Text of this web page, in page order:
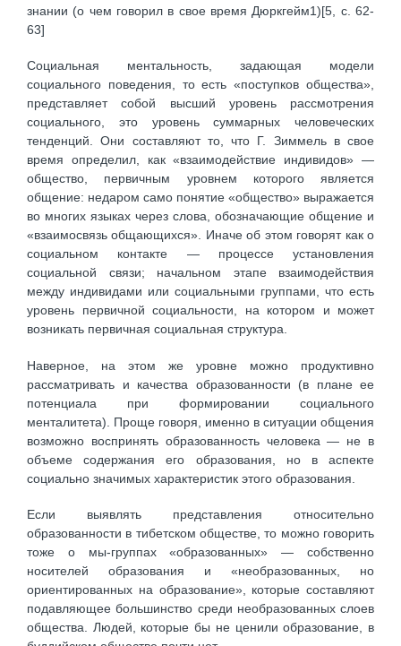
знании (о чем говорил в свое время Дюркгейм1)[5, c. 62-
63]
Социальная ментальность, задающая модели
социального поведения, то есть «поступков общества»,
представляет собой высший уровень рассмотрения
социального, это уровень суммарных человеческих
тенденций. Они составляют то, что Г. Зиммель в свое
время определил, как «взаимодействие индивидов» —
общество, первичным уровнем которого является
общение: недаром само понятие «общество» выражается
во многих языках через слова, обозначающие общение и
«взаимосвязь общающихся». Иначе об этом говорят как о
социальном контакте — процессе установления
социальной связи; начальном этапе взаимодействия
между индивидами или социальными группами, что есть
уровень первичной социальности, на котором и может
возникать первичная социальная структура.
Наверное, на этом же уровне можно продуктивно
рассматривать и качества образованности (в плане ее
потенциала при формировании социального
менталитета). Проще говоря, именно в ситуации общения
возможно воспринять образованность человека — не в
объеме содержания его образования, но в аспекте
социально значимых характеристик этого образования.
Если выявлять представления относительно
образованности в тибетском обществе, то можно говорить
тоже о мы-группах «образованных» — собственно
носителей образования и «необразованных, но
ориентированных на образование», которые составляют
подавляющее большинство среди необразованных слоев
общества. Людей, которые бы не ценили образование, в